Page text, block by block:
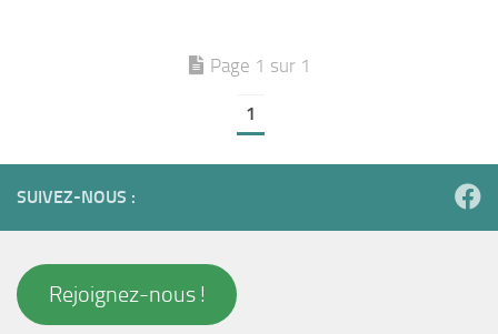
Page 1 sur 1
1
SUIVEZ-NOUS :
Rejoignez-nous !